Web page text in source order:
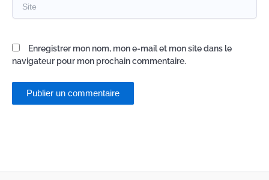
Enregistrer mon nom, mon e-mail et mon site dans le
navigateur pour mon prochain commentaire.